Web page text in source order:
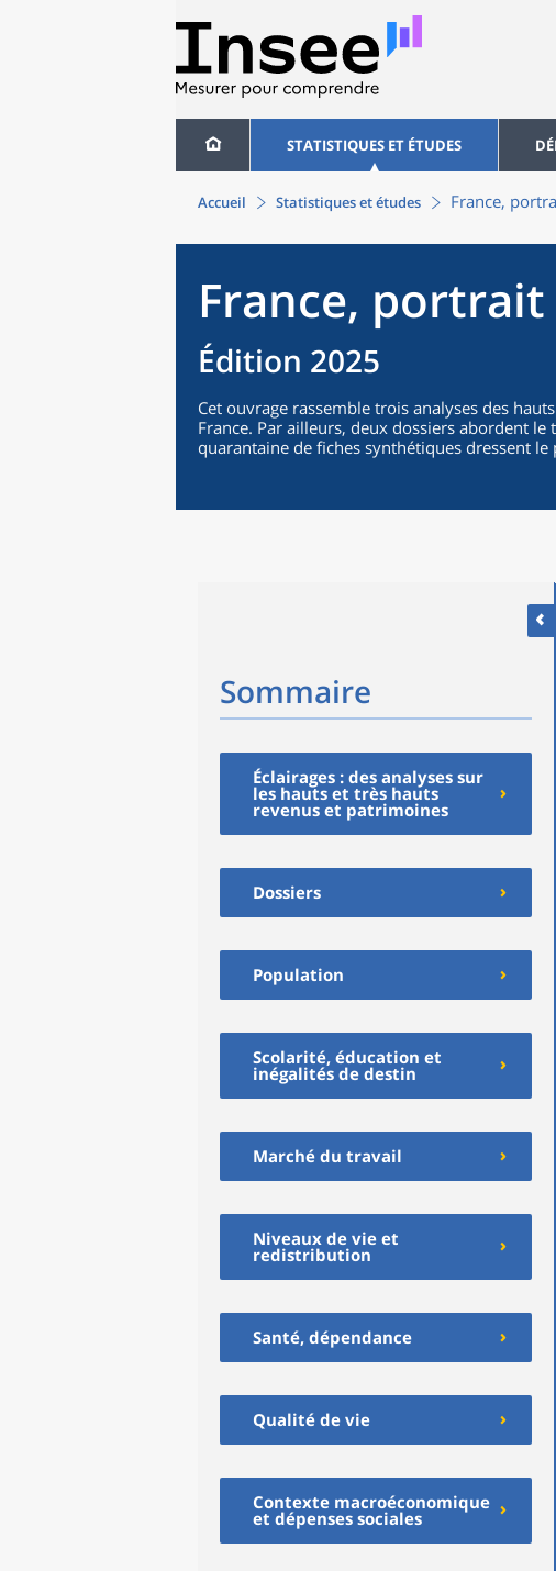
STATISTIQUES ET ÉTUDES
Accueil Statistiques et études France,
France, portrait
Édition 2025
Cet ouvrage rassemble trois analyses des
France. Par ailleurs, deux dossiers abordent
quarantaine de fiches synthétiques dressent le
Sommaire
Éclairages : des analyses sur
les hauts et très hauts
revenus et patrimoines
Dossiers
Population
Scolarité, éducation et
inégalités de destin
Marché du travail
Niveaux de vie et
redistribution
Santé, dépendance
Qualité de vie
Contexte macroéconomique
et dépenses sociales